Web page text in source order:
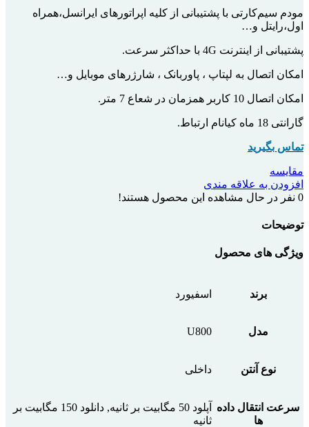
مودم سیم‌کارتی با پشتیبانی از کلیه اپراتورهای ایرانسل،همراه
اول،رایتل و…
پشتیبانی از اینترنت 4G با حداکثر سرعت.
امکان اتصال به لپتاپ ، پاوربانک ، شارژرهای موبایل و…
امکان اتصال 10 کاربر همزمان در شعاع 7 متر.
گارانتی 18 ماه کیانام ارتباط.
تماس بگیرید
مقایسه
افزودن به علاقه مندی
0 نفر در حال مشاهده این محصول هستند!
توضیحات
ویژگی های محصول
برند اسفیورد
مدل U800
نوع آنتن داخلی
سرعت انتقال داده
ها
آپلود 50 مگابیت بر ثانیه, دانلود 150 مگابیت بر
ثانیه